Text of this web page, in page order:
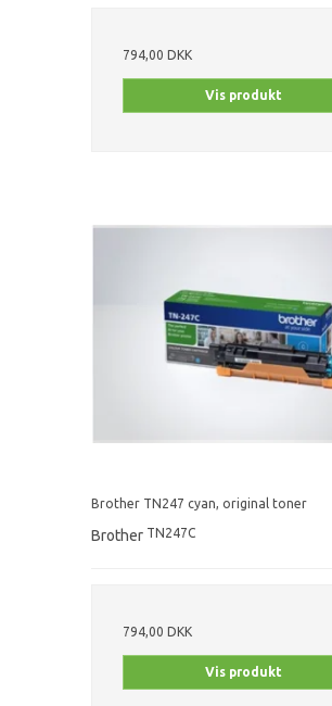
794,00 DKK
Vis produkt
Brother TN247 cyan, original toner
Brother TN247C
794,00 DKK
Vis produkt